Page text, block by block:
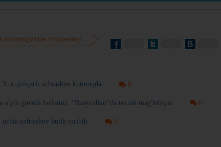
do'stlaringiz bilan o'rtoqlashing!
ta qiziqarli uchrashuv kutmoqda 0
o'yin guvohi bo'lamiz. "Bunyodkor"da texnik mag'lubiyat 0
uchrashuv kutib turibdi 0